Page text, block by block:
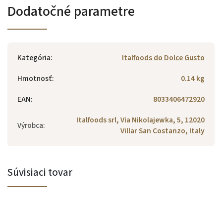
Dodatočné parametre
Kategória:
Italfoods do Dolce Gusto
Hmotnosť:
0.14 kg
EAN: 8033406472920
Výrobca:
Italfoods srl, Via Nikolajewka, 5, 12020
Villar San Costanzo, Italy
Súvisiaci tovar